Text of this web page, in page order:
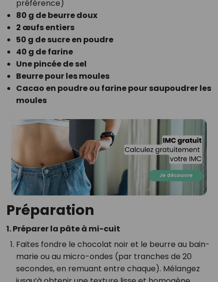
préférence)
80 g de beurre doux
2 œufs entiers
50 g de sucre en poudre
40 g de farine
Une pincée de sel
Beurre pour les moules
Cacao en poudre ou farine pour saupoudrer les
moules
Préparation
1. Préparer la pâte à mi-cuit
Faites fondre le chocolat noir et le beurre au bain-
marie ou au micro-ondes (par tranches de 20
secondes, en remuant entre chaque). Mélangez